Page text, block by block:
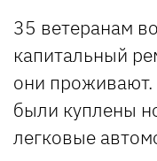
35 ветеранам
капитальный
они
были куплены
легковые